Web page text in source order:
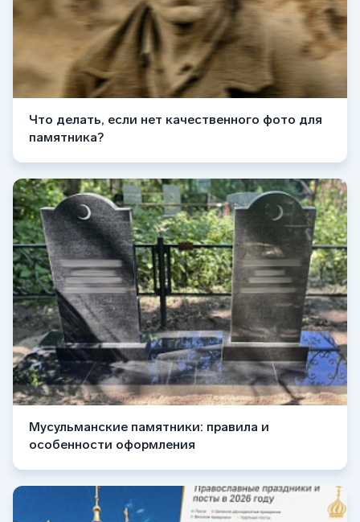
Что делать, если нет качественного фото для
памятника?
Мусульманские памятники: правила и
особенности оформления